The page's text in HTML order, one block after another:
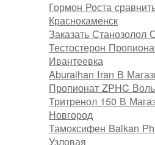
Гормон Роста
Краснокаменск
Заказать Станозолол
Тестостерон
Ивантеевка
Aburaihan Iran В
Пропионат ZPHC
Тритренол 150 В
Новгород
Тамоксифен Balkan
Узловая